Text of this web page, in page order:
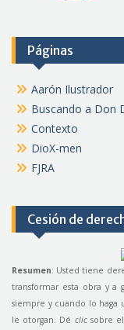
Páginas
Aarón Ilustrador
Buscando a Don
Contexto
DioX-men
FJRA
Cesión de
Resumen: Usted tiene
transformar esta obra y a
siempre y cuando lo haga
le otorgan. Dé clicsobre